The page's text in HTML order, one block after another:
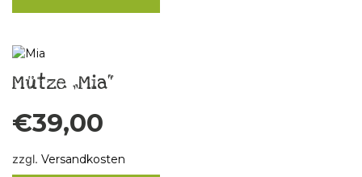
Mütze „Mia“
€39,00
zzgl. Versandkosten